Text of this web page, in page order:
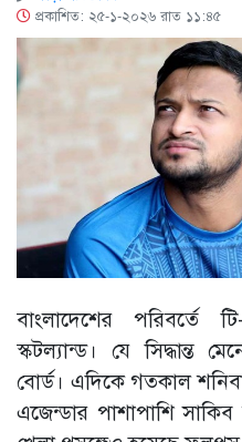
প্রকাশিত: ২৫-১-২০২৬ রাত ১১:৪৫
বাংলাদেশের পরিবর্তে
স্কটল্যান্ড। যে সিদ্ধান্ত
বোর্ড। এদিকে গতকাল
এজেন্ডার পাশাপাশি